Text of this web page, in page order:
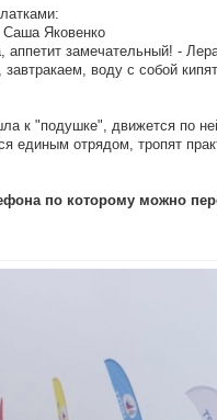
Яковенко
замечательный! -
воду с собой
к "подушке", движется по
единым отрядом, тропят
по которому можно